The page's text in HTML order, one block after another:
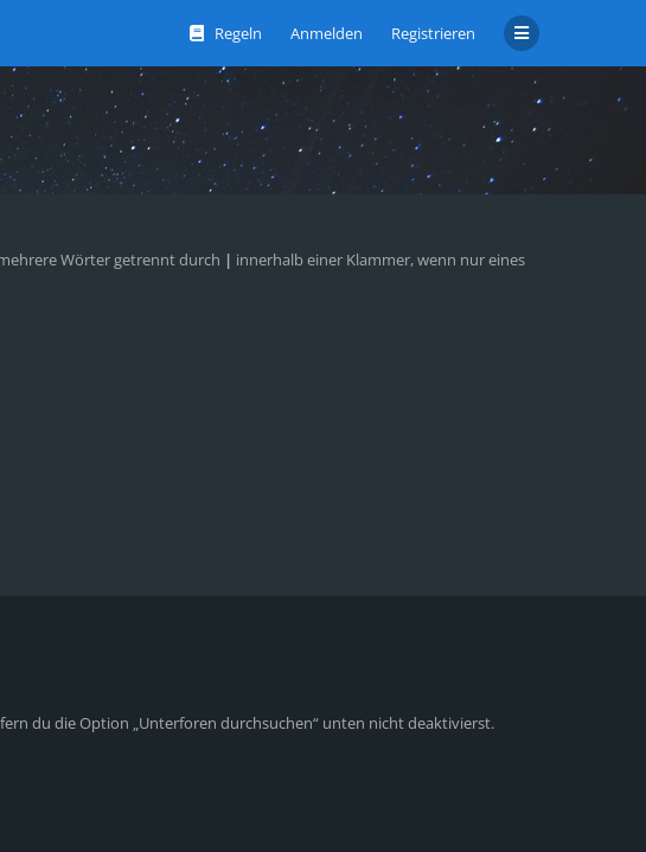
Regeln Anmelden Registrieren
Wörter getrennt durch | innerhalb einer Klammer, wenn nur eines
du die Option „Unterforen durchsuchen“ unten nicht deaktivierst.